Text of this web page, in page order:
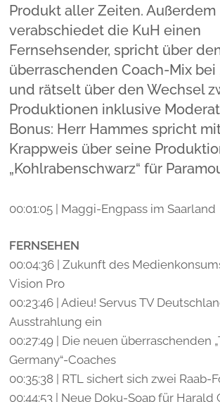
Produkt aller Zeiten. Außerdem
verabschiedet die KuH einen
Fernsehsender, spricht über
überraschenden Coach-Mix bei
und rätselt über den Wechsel
Produktionen inklusive
Bonus: Herr Hammes spricht
Krappweis über seine
„Kohlrabenschwarz“ für
00:01:05 | Maggi-Engpass im Saarland
FERNSEHEN
00:04:36 | Zukunft des
Vision Pro
00:23:46 | Adieu! Servus TV
Ausstrahlung ein
00:27:49 | Die neuen überraschenden
Germany“-Coaches
00:35:38 | RTL sichert sich zwei Raab-
00:44:53 | Neue Doku-Soap für Harald